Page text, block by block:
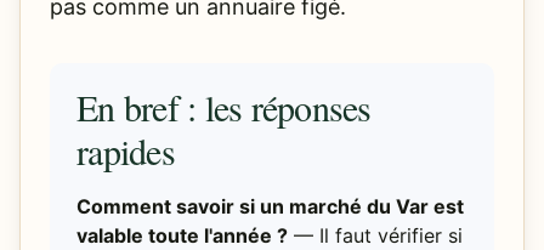
pas comme un annuaire figé.
En bref : les réponses
rapides
Comment savoir si un marché du Var est
valable toute l'année ? — Il faut vérifier si